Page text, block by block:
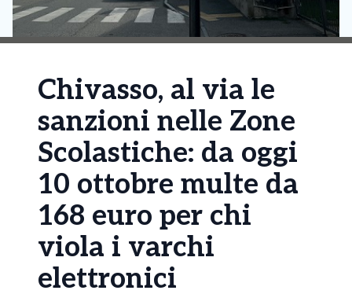
Chivasso, al via le
sanzioni nelle Zone
Scolastiche: da oggi
10 ottobre multe da
168 euro per chi
viola i varchi
elettronici